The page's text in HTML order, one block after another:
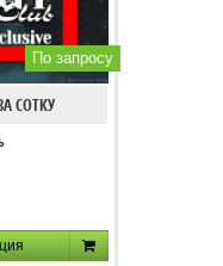
По запросу
СОТКУ